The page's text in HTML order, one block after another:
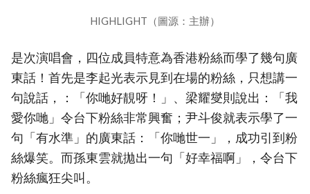
HIGHLIGHT（圖源：主辦）
是次演唱會，四位成員特意為香港粉絲而學了幾句廣
東話！首先是李起光表示見到在場的粉絲，只想講一
句說話，：「你哋好靚呀！」、梁耀燮則說出：「我
愛你哋」令台下粉絲非常興奮；尹斗俊就表示學了一
句「有水準」的廣東話：「你哋世一」，成功引到粉
絲爆笑。而孫東雲就拋出一句「好幸福啊」，令台下
粉絲瘋狂尖叫。